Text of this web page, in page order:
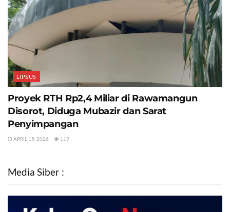
LIPSUS
Proyek RTH Rp2,4 Miliar di Rawamangun
Disorot, Diduga Mubazir dan Sarat
Penyimpangan
APRIL 15, 2026 119
Media Siber :